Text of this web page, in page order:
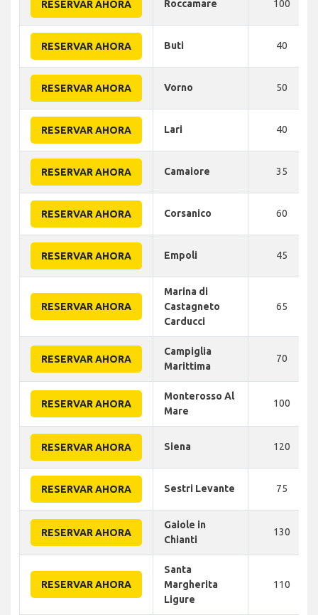
RESERVAR AHORA Roccamare 100
RESERVAR AHORA Buti 40
RESERVAR AHORA Vorno 50
RESERVAR AHORA Lari 40
RESERVAR AHORA Camaiore 35
RESERVAR AHORA Corsanico 60
RESERVAR AHORA Empoli 45
RESERVAR AHORA
Marina di
Castagneto
Carducci
65
RESERVAR AHORA
Campiglia
Marittima
70
RESERVAR AHORA
Monterosso Al
Mare
100
RESERVAR AHORA Siena 120
RESERVAR AHORA Sestri Levante 75
RESERVAR AHORA
Gaiole in
Chianti
130
RESERVAR AHORA
Santa
Margherita
Ligure
110